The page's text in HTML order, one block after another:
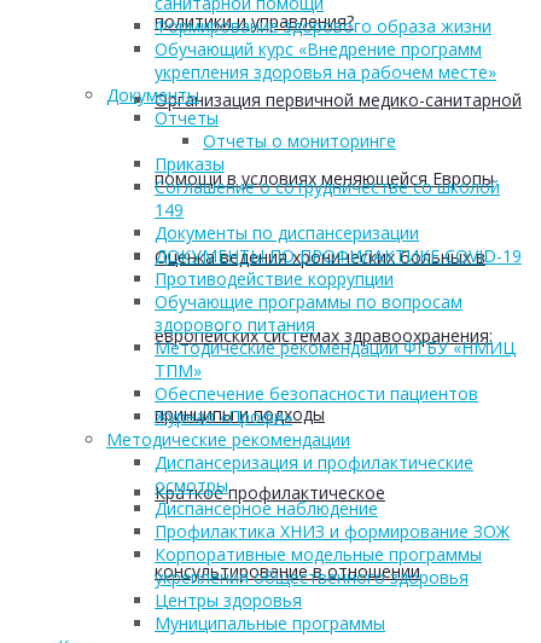
политики и управления?
Организация первичной медико-санитарной
помощи в условиях меняющейся Европы
Оценка ведения хронических больных в
европейских системах здравоохранения:
принципы и подходы
Краткое профилактическое
консультирование в отношении
Формирование здорового образа жизни
Обучающий курс «Внедрение программ
укрепления здоровья на рабочем месте»
Документы
Отчеты
Отчеты о мониторинге
Приказы
Соглашение о сотрудничестве со школой
149
Документы по диспансеризации
ДОКУМЕНТЫ ПО ПРОФИЛАКТИКЕ COVID-19
Противодействие коррупции
Обучающие программы по вопросам
здорового питания
Методические рекомендации ФГБУ «НМИЦ
ТПМ»
Обеспечение безопасности пациентов
Журнал «Профи»
Методические рекомендации
Диспансеризация и профилактические
осмотры
Диспансерное наблюдение
Профилактика ХНИЗ и формирование ЗОЖ
Корпоративные модельные программы
укрепления общественного здоровья
Центры здоровья
Муниципальные программы